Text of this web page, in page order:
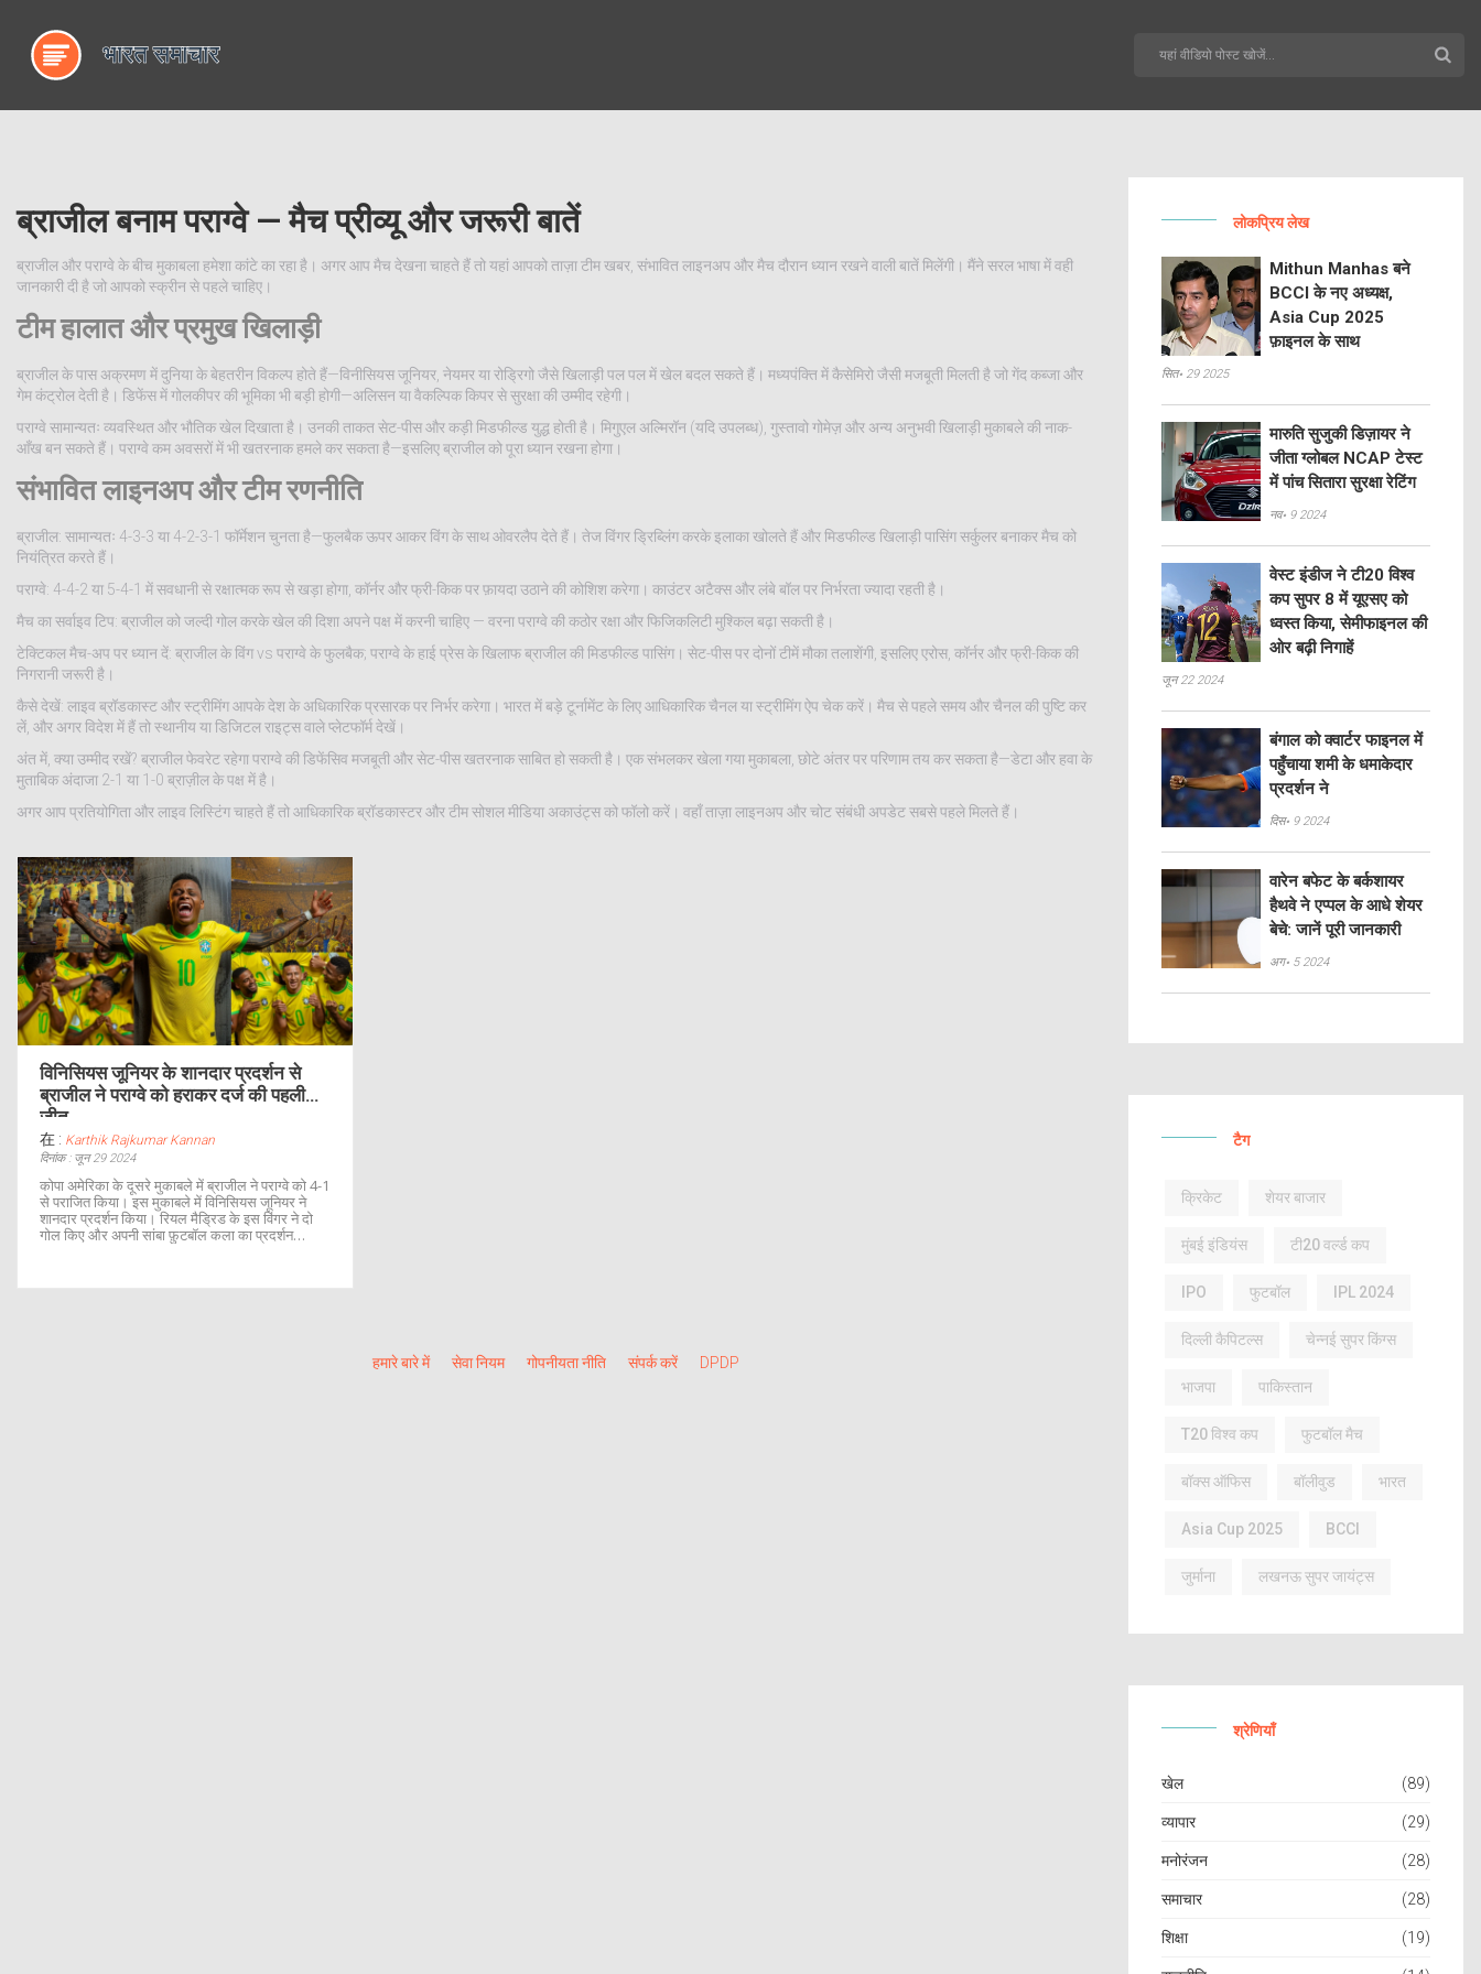
ब्राजील बनाम पराग्वे — मैच प्रीव्यू और जरूरी बातें
ब्राजील और पराग्वे के बीच मुकाबला हमेशा कांटे का रहा है। अगर आप मैच देखना चाहते हैं तो यहां आपको ताज़ा टीम खबर, संभावित लाइनअप और मैच दौरान ध्यान रखने वाली बातें मिलेंगी। मैंने सरल भाषा में वही
जानकारी दी है जो आपको स्क्रीन से पहले चाहिए।
टीम हालात और प्रमुख खिलाड़ी
ब्राजील के पास अक्रमण में दुनिया के बेहतरीन विकल्प होते हैं—विनीसियस जूनियर, नेयमर या रोड्रिगो जैसे खिलाड़ी पल पल में खेल बदल सकते हैं। मध्यपंक्ति में कैसेमिरो जैसी मजबूती मिलती है जो गेंद कब्जा और
गेम कंट्रोल देती है। डिफेंस में गोलकीपर की भूमिका भी बड़ी होगी—अलिसन या वैकल्पिक किपर से सुरक्षा की उम्मीद रहेगी।
पराग्वे सामान्यतः व्यवस्थित और भौतिक खेल दिखाता है। उनकी ताकत सेट-पीस और कड़ी मिडफील्ड युद्ध होती है। मिगुएल अल्मिरॉन (यदि उपलब्ध), गुस्तावो गोमेज़ और अन्य अनुभवी खिलाड़ी मुकाबले की नाक-
आँख बन सकते हैं। पराग्वे कम अवसरों में भी खतरनाक हमले कर सकता है—इसलिए ब्राजील को पूरा ध्यान रखना होगा।
संभावित लाइनअप और टीम रणनीति
ब्राजील: सामान्यतः 4-3-3 या 4-2-3-1 फॉर्मेशन चुनता है—फुलबैक ऊपर आकर विंग के साथ ओवरलैप देते हैं। तेज विंगर ड्रिब्लिंग करके इलाका खोलते हैं और मिडफील्ड खिलाड़ी पासिंग सर्कुलर बनाकर मैच को
नियंत्रित करते हैं।
पराग्वे: 4-4-2 या 5-4-1 में सवधानी से रक्षात्मक रूप से खड़ा होगा, कॉर्नर और फ्री-किक पर फ़ायदा उठाने की कोशिश करेगा। काउंटर अटैक्स और लंबे बॉल पर निर्भरता ज्यादा रहती है।
मैच का सर्वाइव टिप: ब्राजील को जल्दी गोल करके खेल की दिशा अपने पक्ष में करनी चाहिए — वरना पराग्वे की कठोर रक्षा और फिजिकलिटी मुश्किल बढ़ा सकती है।
टेक्टिकल मैच-अप पर ध्यान दें: ब्राजील के विंग vs पराग्वे के फुलबैक; पराग्वे के हाई प्रेस के खिलाफ ब्राजील की मिडफील्ड पासिंग। सेट-पीस पर दोनों टीमें मौका तलाशेंगी, इसलिए एरोस, कॉर्नर और फ्री-किक की
निगरानी जरूरी है।
कैसे देखें: लाइव ब्रॉडकास्ट और स्ट्रीमिंग आपके देश के अधिकारिक प्रसारक पर निर्भर करेगा। भारत में बड़े टूर्नामेंट के लिए आधिकारिक चैनल या स्ट्रीमिंग ऐप चेक करें। मैच से पहले समय और चैनल की पुष्टि कर
लें, और अगर विदेश में हैं तो स्थानीय या डिजिटल राइट्स वाले प्लेटफॉर्म देखें।
अंत में, क्या उम्मीद रखें? ब्राजील फेवरेट रहेगा पराग्वे की डिफेंसिव मजबूती और सेट-पीस खतरनाक साबित हो सकती है। एक संभलकर खेला गया मुकाबला, छोटे अंतर पर परिणाम तय कर सकता है—डेटा और हवा के
मुताबिक अंदाजा 2-1 या 1-0 ब्राज़ील के पक्ष में है।
अगर आप प्रतियोगिता और लाइव लिस्टिंग चाहते हैं तो आधिकारिक ब्रॉडकास्टर और टीम सोशल मीडिया अकाउंट्स को फॉलो करें। वहाँ ताज़ा लाइनअप और चोट संबंधी अपडेट सबसे पहले मिलते हैं।
विनिसियस जूनियर के शानदार प्रदर्शन से
ब्राजील ने पराग्वे को हराकर दर्ज की पहली
जीत
在 : Karthik Rajkumar Kannan
दिनांक : जून 29 2024
कोपा अमेरिका के दूसरे मुकाबले में ब्राजील ने पराग्वे को 4-1
से पराजित किया। इस मुकाबले में विनिसियस जूनियर ने
शानदार प्रदर्शन किया। रियल मैड्रिड के इस विंगर ने दो
गोल किए और अपनी सांबा फ़ुटबॉल कला का प्रदर्शन
हमारे बारे में सेवा नियम गोपनीयता नीति संपर्क करें DPDP
लोकप्रिय लेख
Mithun Manhas बने
BCCI के नए अध्यक्ष,
Asia Cup 2025
फ़ाइनल के साथ
सित॰ 29 2025
मारुति सुजुकी डिज़ायर ने
जीता ग्लोबल NCAP टेस्ट
में पांच सितारा सुरक्षा रेटिंग
नव॰ 9 2024
वेस्ट इंडीज ने टी20 विश्व
कप सुपर 8 में यूएसए को
ध्वस्त किया, सेमीफाइनल की
ओर बढ़ी निगाहें
जून 22 2024
बंगाल को क्वार्टर फाइनल में
पहुँचाया शमी के धमाकेदार
प्रदर्शन ने
दिस॰ 9 2024
वारेन बफेट के बर्कशायर
हैथवे ने एप्पल के आधे शेयर
बेचे: जानें पूरी जानकारी
अग॰ 5 2024
टैग
क्रिकेट शेयर बाजार
मुंबई इंडियंस टी20 वर्ल्ड कप
IPO फुटबॉल IPL 2024
दिल्ली कैपिटल्स चेन्नई सुपर किंग्स
भाजपा पाकिस्तान
T20 विश्व कप फुटबॉल मैच
बॉक्स ऑफिस बॉलीवुड भारत
Asia Cup 2025 BCCI
जुर्माना लखनऊ सुपर जायंट्स
श्रेणियाँ
खेल (89)
व्यापार (29)
मनोरंजन (28)
समाचार (28)
शिक्षा (19)